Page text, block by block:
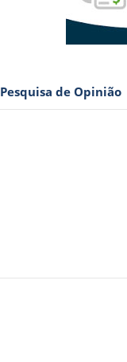
Pesquisa de Opinião